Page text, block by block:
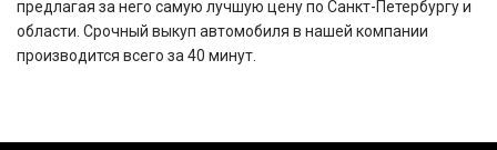
предлагая за него самую лучшую цену по Санкт-Петербургу и
области. Срочный выкуп автомобиля в нашей компании
производится всего за 40 минут.